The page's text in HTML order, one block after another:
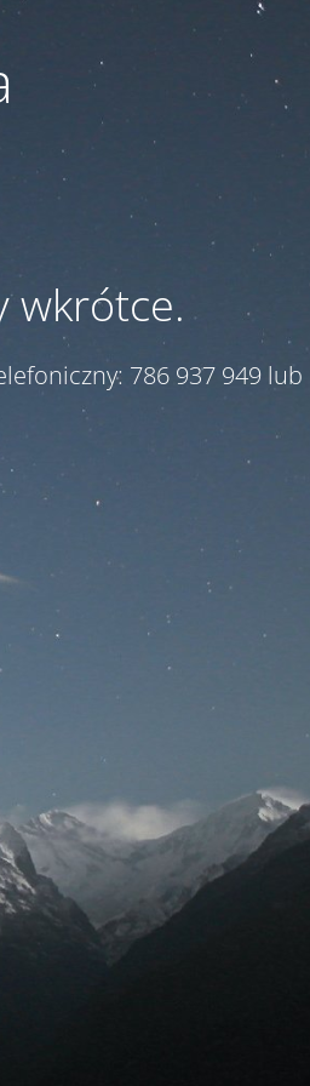
wkrótce.
786 937 949 lub